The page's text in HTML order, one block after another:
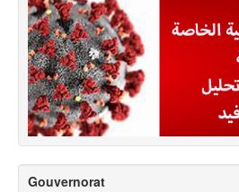
Gouvernorat